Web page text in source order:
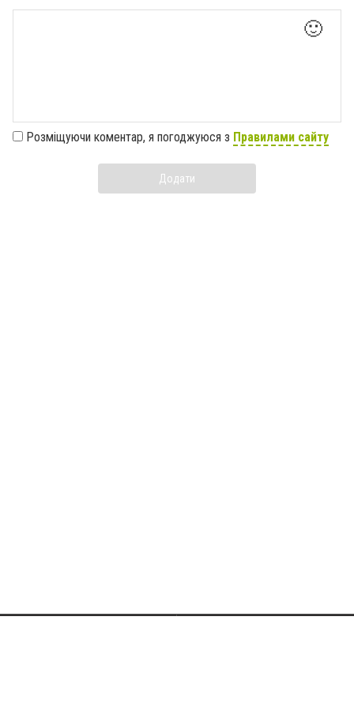
🙂
Розміщуючи коментар, я погоджуюся з Правилами сайту
Додати